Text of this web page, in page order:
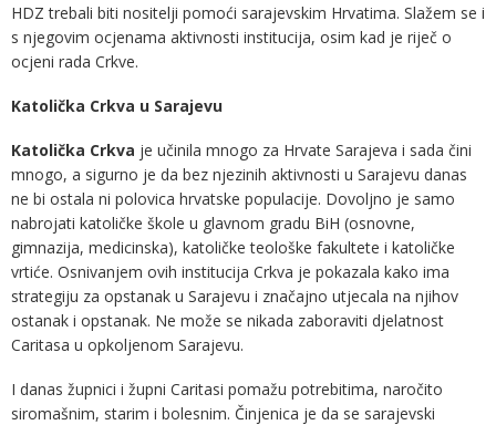
HDZ trebali biti nositelji pomoći sarajevskim Hrvatima. Slažem se i
s njegovim ocjenama aktivnosti institucija, osim kad je riječ o
ocjeni rada Crkve.
Katolička Crkva u Sarajevu
Katolička Crkva je učinila mnogo za Hrvate Sarajeva i sada čini
mnogo, a sigurno je da bez njezinih aktivnosti u Sarajevu danas
ne bi ostala ni polovica hrvatske populacije. Dovoljno je samo
nabrojati katoličke škole u glavnom gradu BiH (osnovne,
gimnazija, medicinska), katoličke teološke fakultete i katoličke
vrtiće. Osnivanjem ovih institucija Crkva je pokazala kako ima
strategiju za opstanak u Sarajevu i značajno utjecala na njihov
ostanak i opstanak. Ne može se nikada zaboraviti djelatnost
Caritasa u opkoljenom Sarajevu.
I danas župnici i župni Caritasi pomažu potrebitima, naročito
siromašnim, starim i bolesnim. Činjenica je da se sarajevski